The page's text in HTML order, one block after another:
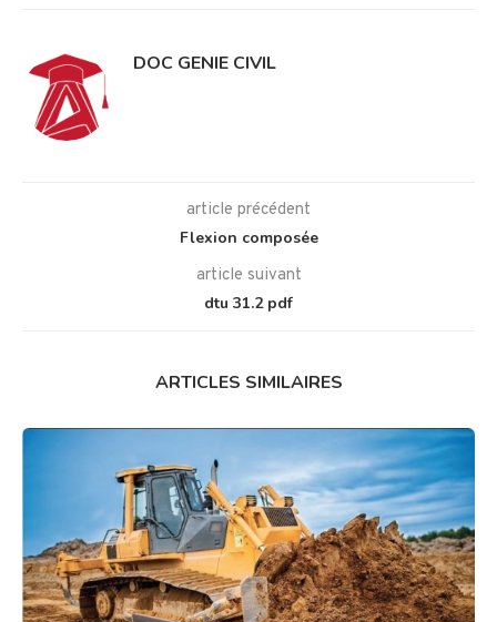
DOC GENIE CIVIL
article précédent
Flexion composée
article suivant
dtu 31.2 pdf
ARTICLES SIMILAIRES